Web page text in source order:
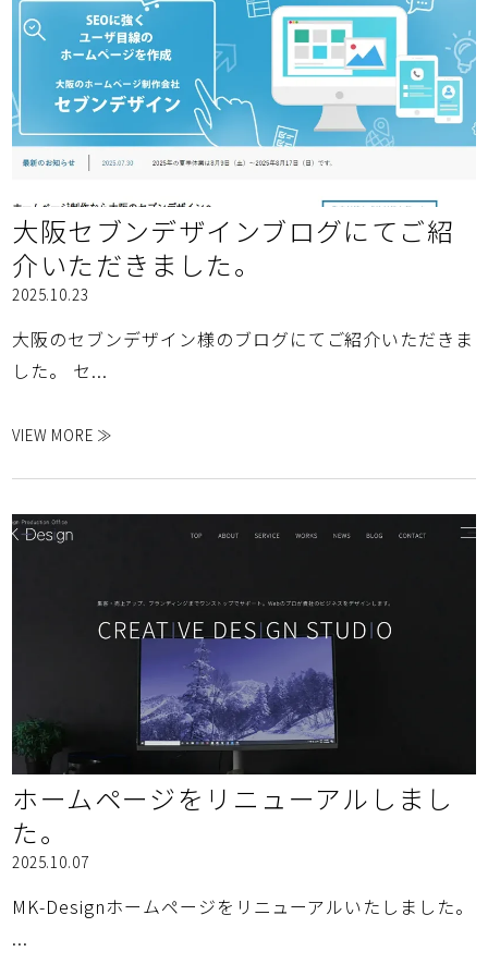
大阪セブンデザインブログにてご紹
介いただきました。
2025.10.23
大阪のセブンデザイン様のブログにてご紹介いただきま
した。 セ...
VIEW MORE ≫
ホームページをリニューアルしまし
た。
2025.10.07
MK-Designホームページをリニューアルいたしました。
...